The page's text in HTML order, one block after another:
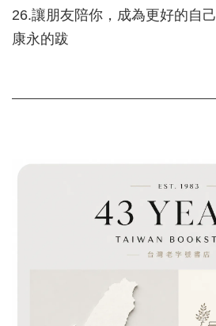
26.讓朋友陪你，成為更好的自己
康永的跋